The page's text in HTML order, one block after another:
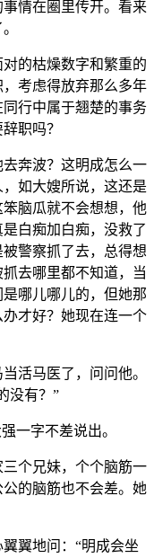
情在圈里传开。看来
的枯燥数字和繁重的
考虑得放弃那么多年
行中属于翘楚的事务
职吗？
奔波？这明成怎么一
如大嫂所说，这还是
脑瓜就不会想想，他
白痴加白痴，没救了
警察抓了去，总得想
去哪里都不知道，当
哪儿哪儿的，但她那
才好？她现在连一个
活马医了，问问他。
没有？”
一字不差说出。
个兄妹，个个脑筋一
的脑筋也不会差。她
翼地问：“明成会坐